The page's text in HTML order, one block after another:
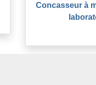
Concasseur à